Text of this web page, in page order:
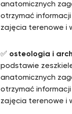
anatomicznych
otrzymać
zajęcia terenowe i
✅ osteologia i
podstawie
anatomicznych
otrzymać
zajęcia terenowe i